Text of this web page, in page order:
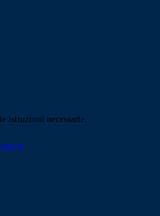
istruzioni necessarie.